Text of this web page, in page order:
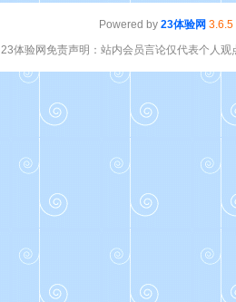
Powered by 23体验网 3.6.5
23体验网免责声明：站内会员言论仅代表个人